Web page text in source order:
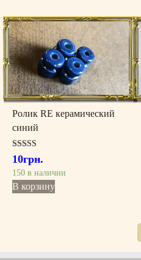
Ролик RE керамический
синий
Оценка
5.00
из 5
10грн.
150 в наличии
В корзину